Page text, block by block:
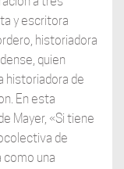
y escritora
historiadora
quien
historiadora de
En esta
Mayer, «Si tiene
de
como una